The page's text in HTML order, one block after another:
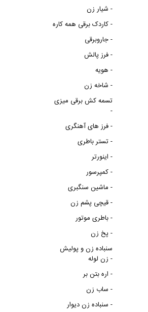
شیار زن -
کاردک برقی همه کاره -
جاروبرقی -
فرز پالش -
هویه -
شاخه زن -
تسمه کش برقی میزی
-
فرز های آهنگری -
تستر باطری -
اینورتر -
کمپرسور -
ماشین سنگبری -
قیچی پشم زن -
باطری موتور -
پخ زن -
سنباده زن و پولیش
زن لوله -
اره بتن بر -
ساب زن -
سنباده زن دیوار -